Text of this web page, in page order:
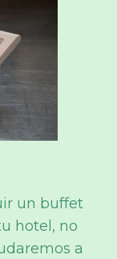
un buffet
hotel, no
a